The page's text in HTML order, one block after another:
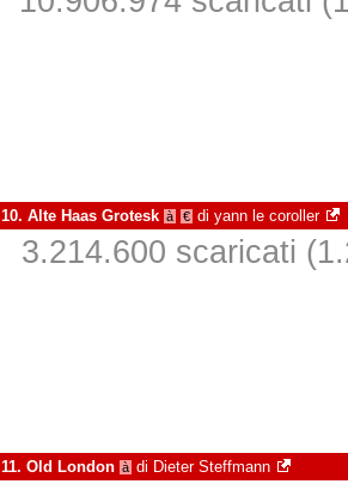
10. Alte Haas Grotesk à € di yann le coroller
3.214.600 scaricati
11. Old London à di Dieter Steffmann